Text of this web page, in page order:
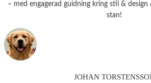
– med engagerad guidning kring stil &
stan!
JOHAN